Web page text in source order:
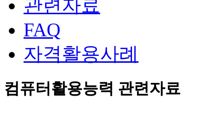
관련자료
FAQ
자격활용사례
컴퓨터활용능력 관련자료